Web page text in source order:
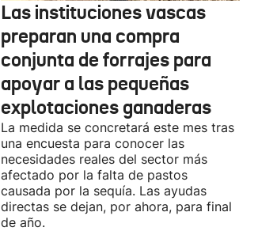
Las instituciones vascas
preparan una compra
conjunta de forrajes para
apoyar a las pequeñas
explotaciones ganaderas
La medida se concretará este mes tras
una encuesta para conocer las
necesidades reales del sector más
afectado por la falta de pastos
causada por la sequía. Las ayudas
directas se dejan, por ahora, para final
de año.